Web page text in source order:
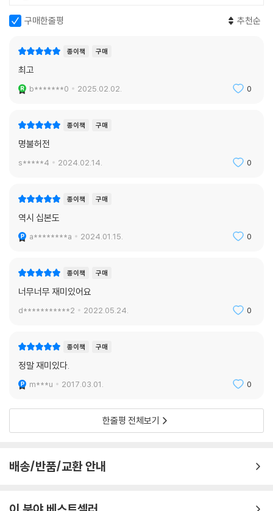
구매한줄평 추천순
종이책 구매
최고
b*******0 2025.02.02. 0
종이책 구매
명불허전
s*****4 2024.02.14. 0
종이책 구매
역시 십본도
a********a 2024.01.15. 0
종이책 구매
너무너무 재미있어요
d***********2 2022.05.24. 0
종이책 구매
정말 재미있다.
m***u 2017.03.01. 0
한줄평 전체보기
배송/반품/교환 안내